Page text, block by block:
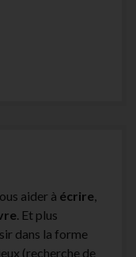
aider à écrire,
. Et plus
dans la forme
(recherche de